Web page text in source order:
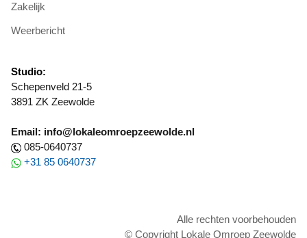
Zakelijk
Weerbericht
Studio:
Schepenveld 21-5
3891 ZK Zeewolde
Email: info@lokaleomroepzeewolde.nl
085-0640737
+31 85 0640737
Alle rechten voorbehouden
© Copyright Lokale Omroep Zeewolde